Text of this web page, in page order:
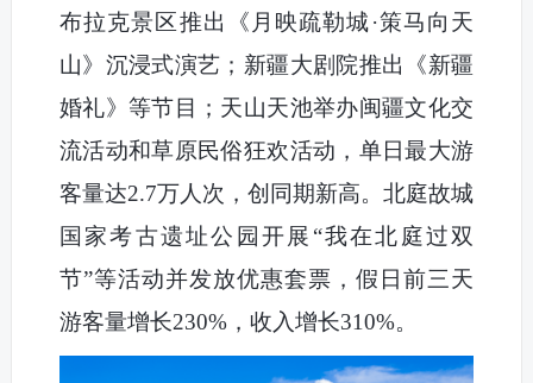
布拉克景区推出《月映疏勒城·策马向天
山》沉浸式演艺；新疆大剧院推出《新疆
婚礼》等节目；天山天池举办闽疆文化交
流活动和草原民俗狂欢活动，单日最大游
客量达2.7万人次，创同期新高。北庭故城
国家考古遗址公园开展“我在北庭过双
节”等活动并发放优惠套票，假日前三天
游客量增长230%，收入增长310%。